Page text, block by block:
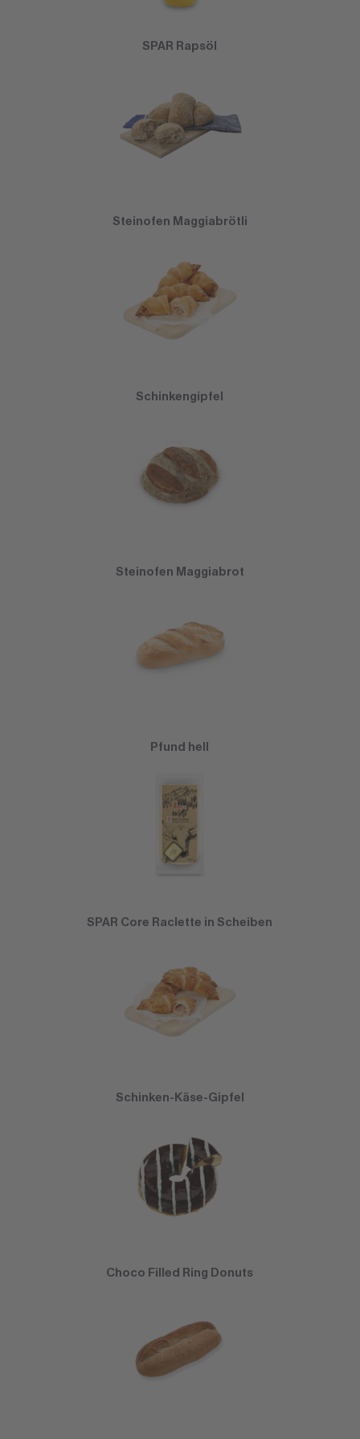
SPAR Rapsöl
Steinofen Maggiabrötli
Schinkengipfel
Steinofen Maggiabrot
Pfund hell
SPAR Core Raclette in Scheiben
Schinken-Käse-Gipfel
Choco Filled Ring Donuts